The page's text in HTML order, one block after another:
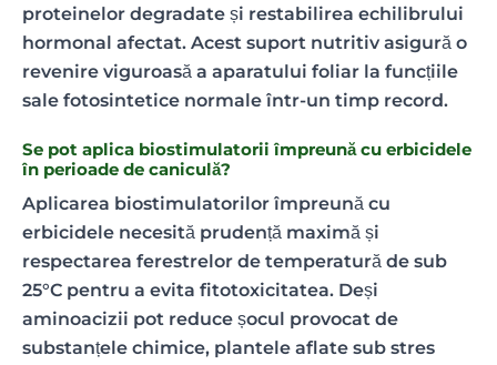
proteinelor degradate și restabilirea echilibrului
hormonal afectat. Acest suport nutritiv asigură o
revenire viguroasă a aparatului foliar la funcțiile
sale fotosintetice normale într-un timp record.
Se pot aplica biostimulatorii împreună cu erbicidele
în perioade de caniculă?
Aplicarea biostimulatorilor împreună cu
erbicidele necesită prudență maximă și
respectarea ferestrelor de temperatură de sub
25°C pentru a evita fitotoxicitatea. Deși
aminoacizii pot reduce șocul provocat de
substanțele chimice, plantele aflate sub stres